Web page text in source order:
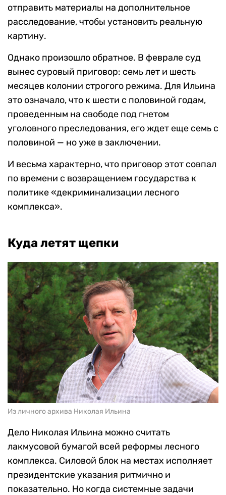
отправить материалы на дополнительное
расследование, чтобы установить реальную
картину.
Однако произошло обратное. В феврале суд
вынес суровый приговор: семь лет и шесть
месяцев колонии строгого режима. Для Ильина
это означало, что к шести с половиной годам,
проведенным на свободе под гнетом
уголовного преследования, его ждет еще семь с
половиной — но уже в заключении.
И весьма характерно, что приговор этот совпал
по времени с возвращением государства к
политике «декриминализации лесного
комплекса».
Куда летят щепки
Из личного архива Николая Ильина
Дело Николая Ильина можно считать
лакмусовой бумагой всей реформы лесного
комплекса. Силовой блок на местах исполняет
президентские указания ритмично и
показательно. Но когда системные задачи